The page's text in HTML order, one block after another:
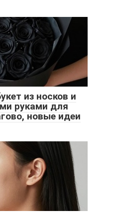
из носков и
руками для
новые идеи